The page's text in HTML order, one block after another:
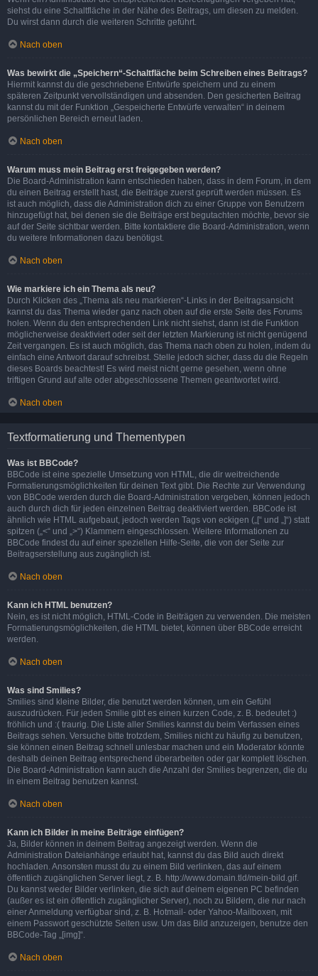
siehst du eine Schaltfläche in der Nähe des Beitrags, um diesen zu melden.
Du wirst dann durch die weiteren Schritte geführt.
Nach oben
Was bewirkt die „Speichern“-Schaltfläche beim Schreiben eines Beitrags?
Hiermit kannst du die geschriebene Entwürfe speichern und zu einem
späteren Zeitpunkt vervollständigen und absenden. Den gesicherten Beitrag
kannst du mit der Funktion „Gespeicherte Entwürfe verwalten“ in deinem
persönlichen Bereich erneut laden.
Nach oben
Warum muss mein Beitrag erst freigegeben werden?
Die Board-Administration kann entschieden haben, dass in dem Forum, in dem
du einen Beitrag erstellt hast, die Beiträge zuerst geprüft werden müssen. Es
ist auch möglich, dass die Administration dich zu einer Gruppe von Benutzern
hinzugefügt hat, bei denen sie die Beiträge erst begutachten möchte, bevor sie
auf der Seite sichtbar werden. Bitte kontaktiere die Board-Administration, wenn
du weitere Informationen dazu benötigst.
Nach oben
Wie markiere ich ein Thema als neu?
Durch Klicken des „Thema als neu markieren“-Links in der Beitragsansicht
kannst du das Thema wieder ganz nach oben auf die erste Seite des Forums
holen. Wenn du den entsprechenden Link nicht siehst, dann ist die Funktion
möglicherweise deaktiviert oder seit der letzten Markierung ist nicht genügend
Zeit vergangen. Es ist auch möglich, das Thema nach oben zu holen, indem du
einfach eine Antwort darauf schreibst. Stelle jedoch sicher, dass du die Regeln
dieses Boards beachtest! Es wird meist nicht gerne gesehen, wenn ohne
triftigen Grund auf alte oder abgeschlossene Themen geantwortet wird.
Nach oben
Textformatierung und Thementypen
Was ist BBCode?
BBCode ist eine spezielle Umsetzung von HTML, die dir weitreichende
Formatierungsmöglichkeiten für deinen Text gibt. Die Rechte zur Verwendung
von BBCode werden durch die Board-Administration vergeben, können jedoch
auch durch dich für jeden einzelnen Beitrag deaktiviert werden. BBCode ist
ähnlich wie HTML aufgebaut, jedoch werden Tags von eckigen („[“ und „]“) statt
spitzen („<“ und „>“) Klammern eingeschlossen. Weitere Informationen zu
BBCode findest du auf einer speziellen Hilfe-Seite, die von der Seite zur
Beitragserstellung aus zugänglich ist.
Nach oben
Kann ich HTML benutzen?
Nein, es ist nicht möglich, HTML-Code in Beiträgen zu verwenden. Die meisten
Formatierungsmöglichkeiten, die HTML bietet, können über BBCode erreicht
werden.
Nach oben
Was sind Smilies?
Smilies sind kleine Bilder, die benutzt werden können, um ein Gefühl
auszudrücken. Für jeden Smilie gibt es einen kurzen Code, z. B. bedeutet :)
fröhlich und :( traurig. Die Liste aller Smilies kannst du beim Verfassen eines
Beitrags sehen. Versuche bitte trotzdem, Smilies nicht zu häufig zu benutzen,
sie können einen Beitrag schnell unlesbar machen und ein Moderator könnte
deshalb deinen Beitrag entsprechend überarbeiten oder gar komplett löschen.
Die Board-Administration kann auch die Anzahl der Smilies begrenzen, die du
in einem Beitrag benutzen kannst.
Nach oben
Kann ich Bilder in meine Beiträge einfügen?
Ja, Bilder können in deinem Beitrag angezeigt werden. Wenn die
Administration Dateianhänge erlaubt hat, kannst du das Bild auch direkt
hochladen. Ansonsten musst du zu einem Bild verlinken, das auf einem
öffentlich zugänglichen Server liegt, z. B. http://www.domain.tld/mein-bild.gif.
Du kannst weder Bilder verlinken, die sich auf deinem eigenen PC befinden
(außer es ist ein öffentlich zugänglicher Server), noch zu Bildern, die nur nach
einer Anmeldung verfügbar sind, z. B. Hotmail- oder Yahoo-Mailboxen, mit
einem Passwort geschützte Seiten usw. Um das Bild anzuzeigen, benutze den
BBCode-Tag „[img]“.
Nach oben